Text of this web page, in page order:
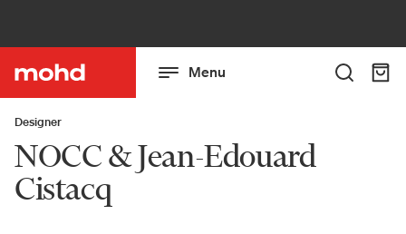
Menu
Designer
NOCC & Jean-Edouard
Cistacq